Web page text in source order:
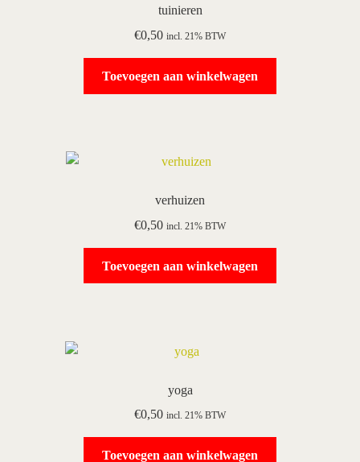
tuinieren
€0,50 incl. 21% BTW
Toevoegen aan winkelwagen
verhuizen
€0,50 incl. 21% BTW
Toevoegen aan winkelwagen
yoga
€0,50 incl. 21% BTW
Toevoegen aan winkelwagen